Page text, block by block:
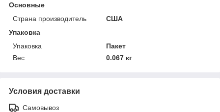
Основные
Страна производитель
США
Упаковка
Упаковка
Пакет
Вес
0.067 кг
Условия доставки
Самовывоз